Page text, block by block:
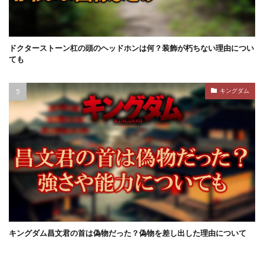
ドクターストーン杠の頭のヘッドホンは何？装飾が朽ちない理由につい
ても
キングダム
キングダム昌文君の首は偽物だった？偽物を差し出した理由について